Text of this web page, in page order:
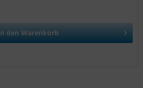
den Warenkorb